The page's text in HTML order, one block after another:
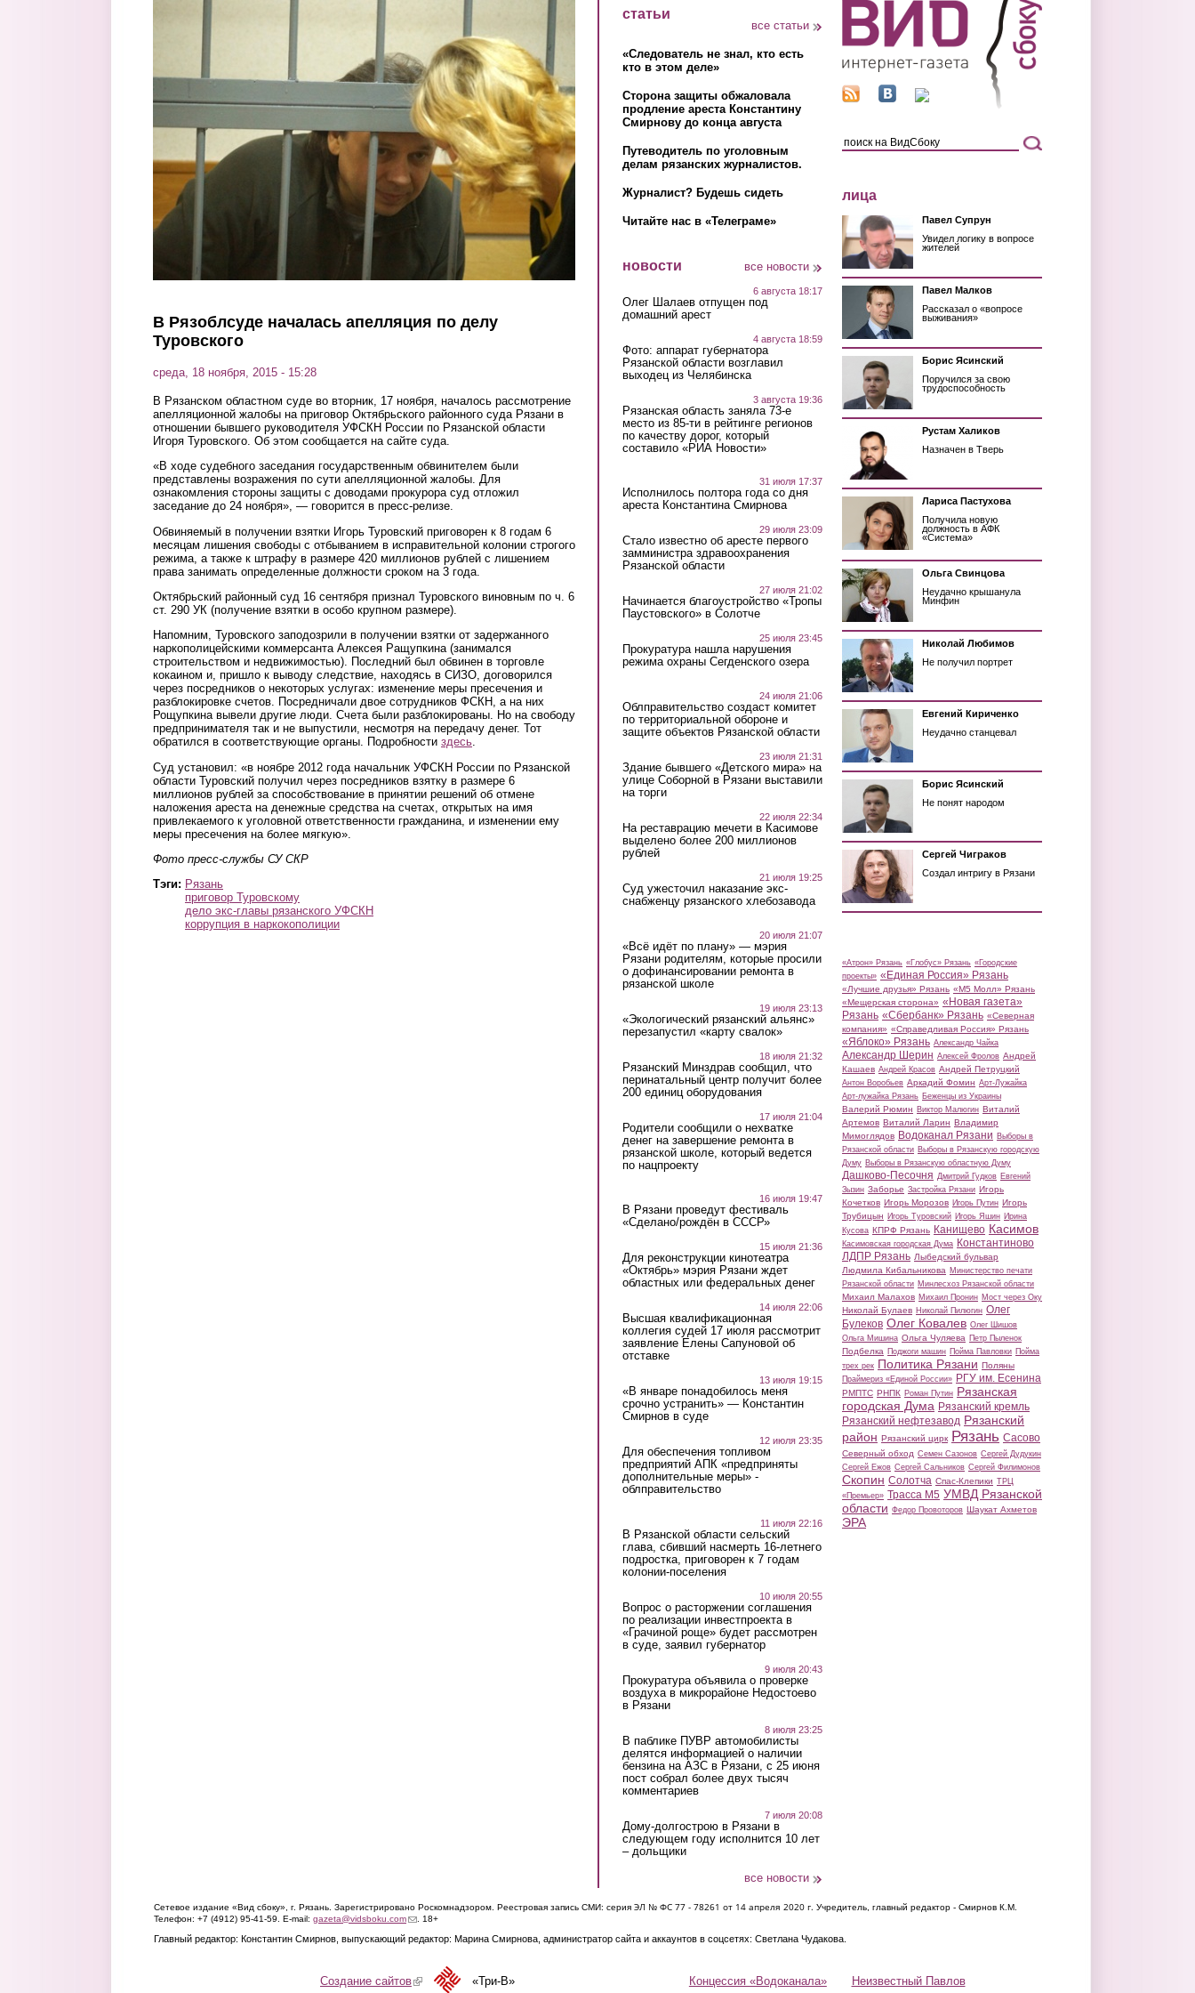
В Рязоблсуде началась апелляция по делу
Туровского
среда, 18 ноября, 2015 - 15:28
В Рязанском областном суде во вторник, 17 ноября, началось рассмотрение
апелляционной жалобы на приговор Октябрьского районного суда Рязани в
отношении бывшего руководителя УФСКН России по Рязанской области
Игоря Туровского. Об этом сообщается на сайте суда.
«В ходе судебного заседания государственным обвинителем были
представлены возражения по сути апелляционной жалобы. Для
ознакомления стороны защиты с доводами прокурора суд отложил
заседание до 24 ноября», — говорится в пресс-релизе.
Обвиняемый в получении взятки Игорь Туровский приговорен к 8 годам 6
месяцам лишения свободы с отбыванием в исправительной колонии строгого
режима, а также к штрафу в размере 420 миллионов рублей с лишением
права занимать определенные должности сроком на 3 года.
Октябрьский районный суд 16 сентября признал Туровского виновным по ч. 6
ст. 290 УК (получение взятки в особо крупном размере).
Напомним, Туровского заподозрили в получении взятки от задержанного
наркополицейскими коммерсанта Алексея Ращупкина (занимался
строительством и недвижимостью). Последний был обвинен в торговле
кокаином и, пришло к выводу следствие, находясь в СИЗО, договорился
через посредников о некоторых услугах: изменение меры пресечения и
разблокировке счетов. Посредничали двое сотрудников ФСКН, а на них
Рощупкина вывели другие люди. Счета были разблокированы. Но на свободу
предпринимателя так и не выпустили, несмотря на передачу денег. Тот
обратился в соответствующие органы. Подробности здесь.
Суд установил: «в ноябре 2012 года начальник УФСКН России по Рязанской
области Туровский получил через посредников взятку в размере 6
миллионов рублей за способствование в принятии решений об отмене
наложения ареста на денежные средства на счетах, открытых на имя
привлекаемого к уголовной ответственности гражданина, и изменении ему
меры пресечения на более мягкую».
Фото пресс-службы СУ СКР
Тэги: Рязань
приговор Туровскому
дело экс-главы рязанского УФСКН
коррупция в наркокополиции
статьи
все статьи
«Следователь не знал, кто есть
кто в этом деле»
Сторона защиты обжаловала
продление ареста Константину
Смирнову до конца августа
Путеводитель по уголовным
делам рязанских журналистов.
Журналист? Будешь сидеть
Читайте нас в «Телеграме»
новости все новости
6 августа 18:17
Олег Шалаев отпущен под
домашний арест
4 августа 18:59
Фото: аппарат губернатора
Рязанской области возглавил
выходец из Челябинска
3 августа 19:36
Рязанская область заняла 73-е
место из 85-ти в рейтинге регионов
по качеству дорог, который
составило «РИА Новости»
31 июля 17:37
Исполнилось полтора года со дня
ареста Константина Смирнова
29 июля 23:09
Стало известно об аресте первого
замминистра здравоохранения
Рязанской области
27 июля 21:02
Начинается благоустройство «Тропы
Паустовского» в Солотче
25 июля 23:45
Прокуратура нашла нарушения
режима охраны Сегденского озера
24 июля 21:06
Облправительство создаст комитет
по территориальной обороне и
защите объектов Рязанской области
23 июля 21:31
Здание бывшего «Детского мира» на
улице Соборной в Рязани выставили
на торги
22 июля 22:34
На реставрацию мечети в Касимове
выделено более 200 миллионов
рублей
21 июля 19:25
Суд ужесточил наказание экс-
снабженцу рязанского хлебозавода
20 июля 21:07
«Всё идёт по плану» — мэрия
Рязани родителям, которые просили
о дофинансировании ремонта в
рязанской школе
19 июля 23:13
«Экологический рязанский альянс»
перезапустил «карту свалок»
18 июля 21:32
Рязанский Минздрав сообщил, что
перинатальный центр получит более
200 единиц оборудования
17 июля 21:04
Родители сообщили о нехватке
денег на завершение ремонта в
рязанской школе, который ведется
по нацпроекту
16 июля 19:47
В Рязани проведут фестиваль
«Сделано/рождён в СССР»
15 июля 21:36
Для реконструкции кинотеатра
«Октябрь» мэрия Рязани ждет
областных или федеральных денег
14 июля 22:06
Высшая квалификационная
коллегия судей 17 июля рассмотрит
заявление Елены Сапуновой об
отставке
13 июля 19:15
«В январе понадобилось меня
срочно устранить» — Константин
Смирнов в суде
12 июля 23:35
Для обеспечения топливом
предприятий АПК «предприняты
дополнительные меры» -
облправительство
11 июля 22:16
В Рязанской области сельский
глава, сбивший насмерть 16-летнего
подростка, приговорен к 7 годам
колонии-поселения
10 июля 20:55
Вопрос о расторжении соглашения
по реализации инвестпроекта в
«Грачиной роще» будет рассмотрен
в суде, заявил губернатор
9 июля 20:43
Прокуратура объявила о проверке
воздуха в микрорайоне Недостоево
в Рязани
8 июля 23:25
В паблике ПУВР автомобилисты
делятся информацией о наличии
бензина на АЗС в Рязани, с 25 июня
пост собрал более двух тысяч
комментариев
7 июля 20:08
Дому-долгострою в Рязани в
следующем году исполнится 10 лет
– дольщики
все новости
лица
Павел Супрун
Увидел логику в вопросе
жителей
Павел Малков
Рассказал о «вопросе
выживания»
Борис Ясинский
Поручился за свою
трудоспособность
Рустам Халиков
Назначен в Тверь
Лариса Пастухова
Получила новую
должность в АФК
«Система»
Ольга Свинцова
Неудачно крышанула
Минфин
Николай Любимов
Не получил портрет
Евгений Кириченко
Неудачно станцевал
Борис Ясинский
Не понят народом
Сергей Чиграков
Создал интригу в Рязани
«Атрон» Рязань «Глобус» Рязань «Городские
проекты» «Единая Россия» Рязань
«Лучшие друзья» Рязань «М5 Молл» Рязань
«Мещерская сторона» «Новая газета»
Рязань «Сбербанк» Рязань «Северная
компания» «Справедливая Россия» Рязань
«Яблоко» Рязань Александр Чайка
Александр Шерин Алексей Фролов Андрей
Кашаев Андрей Красов Андрей Петруцкий
Антон Воробьев Аркадий Фомин Арт-Лужайка
Арт-лужайка Рязань Беженцы из Украины
Валерий Рюмин Виктор Малюгин Виталий
Артемов Виталий Ларин Владимир
Мимоглядов Водоканал Рязани Выборы в
Рязанской области Выборы в Рязанскую городскую
Думу Выборы в Рязанскую областную Думу
Дашково-Песочня Дмитрий Гудков Евгений
Зызин Заборье Застройка Рязани Игорь
Кочетков Игорь Морозов Игорь Путин Игорь
Трубицын Игорь Туровский Игорь Яшин Ирина
Кусова КПРФ Рязань Канищево Касимов
Касимовская городская Дума Константиново
ЛДПР Рязань Лыбедский бульвар
Людмила Кибальникова Министерство печати
Рязанской области Минлесхоз Рязанской области
Михаил Малахов Михаил Пронин Мост через Оку
Николай Булаев Николай Пилюгин Олег
Булеков Олег Ковалев Олег Шишов
Ольга Мишина Ольга Чуляева Петр Пыленок
Подбелка Поджоги машин Пойма Павловки Пойма
трех рек Политика Рязани Поляны
Праймериз «Единой России» РГУ им. Есенина
РМПТС РНПК Роман Путин Рязанская
городская Дума Рязанский кремль
Рязанский нефтезавод Рязанский
район Рязанский цирк Рязань Сасово
Северный обход Семен Сазонов Сергей Дудукин
Сергей Ежов Сергей Сальников Сергей Филимонов
Скопин Солотча Спас-Клепики ТРЦ
«Премьер» Трасса М5 УМВД Рязанской
области Федор Провоторов Шаукат Ахметов
ЭРА
Сетевое издание «Вид сбоку», г. Рязань. Зарегистрировано Роскомнадзором. Реестровая запись СМИ: серия ЭЛ № ФС 77 - 78261 от 14 апреля 2020 г. Учредитель, главный редактор - Смирнов К.М.
Телефон: +7 (4912) 95-41-59. E-mail: gazeta@vidsboku.com(link sends e-mail)
. 18+
Главный редактор: Константин Смирнов, выпускающий редактор: Марина Смирнова, администратор сайта и аккаунтов в соцсетях: Светлана Чудакова.
Концессия «Водоканала» Неизвестный Павлов
Создание сайтов(link is external)«Три-В»